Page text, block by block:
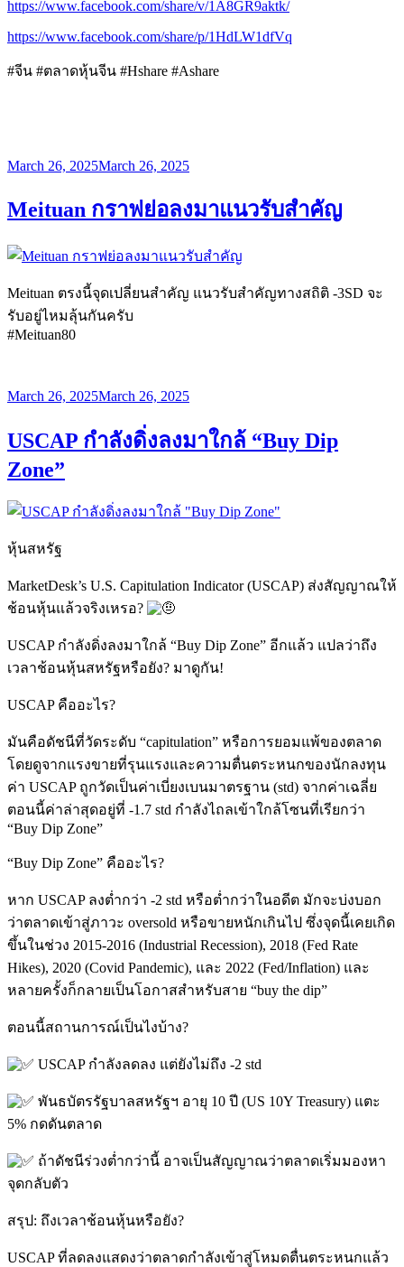
https://www.facebook.com/share/v/1A8GR9aktk/
https://www.facebook.com/share/p/1HdLW1dfVq
#จีน #ตลาดหุ้นจีน #Hshare #Ashare
Posted
March 26, 2025March 26, 2025
Meituan กราฟย่อลงมาแนวรับสำคัญ
Meituan ตรงนี้จุดเปลี่ยนสำคัญ แนวรับสำคัญทางสถิติ -3SD จะ
รับอยู่ไหมลุ้นกันครับ
#Meituan80
Posted
March 26, 2025March 26, 2025
USCAP กำลังดิ่งลงมาใกล้ “Buy Dip
Zone”
หุ้นสหรัฐ
MarketDesk’s U.S. Capitulation Indicator (USCAP) ส่งสัญญาณให้
ช้อนหุ้นแล้วจริงเหรอ?
USCAP กำลังดิ่งลงมาใกล้ “Buy Dip Zone” อีกแล้ว แปลว่าถึง
เวลาช้อนหุ้นสหรัฐหรือยัง? มาดูกัน!
USCAP คืออะไร?
มันคือดัชนีที่วัดระดับ “capitulation” หรือการยอมแพ้ของตลาด
โดยดูจากแรงขายที่รุนแรงและความตื่นตระหนกของนักลงทุน
ค่า USCAP ถูกวัดเป็นค่าเบี่ยงเบนมาตรฐาน (std) จากค่าเฉลี่ย
ตอนนี้ค่าล่าสุดอยู่ที่ -1.7 std กำลังไถลเข้าใกล้โซนที่เรียกว่า
“Buy Dip Zone”
“Buy Dip Zone” คืออะไร?
หาก USCAP ลงต่ำกว่า -2 std หรือต่ำกว่าในอดีต มักจะบ่งบอก
ว่าตลาดเข้าสู่ภาวะ oversold หรือขายหนักเกินไป ซึ่งจุดนี้เคยเกิด
ขึ้นในช่วง 2015-2016 (Industrial Recession), 2018 (Fed Rate
Hikes), 2020 (Covid Pandemic), และ 2022 (Fed/Inflation) และ
หลายครั้งก็กลายเป็นโอกาสสำหรับสาย “buy the dip”
ตอนนี้สถานการณ์เป็นไงบ้าง?
USCAP กำลังลดลง แต่ยังไม่ถึง -2 std
พันธบัตรรัฐบาลสหรัฐฯ อายุ 10 ปี (US 10Y Treasury) แตะ
5% กดดันตลาด
ถ้าดัชนีร่วงต่ำกว่านี้ อาจเป็นสัญญาณว่าตลาดเริ่มมองหา
จุดกลับตัว
สรุป: ถึงเวลาช้อนหุ้นหรือยัง?
USCAP ที่ลดลงแสดงว่าตลาดกำลังเข้าสู่โหมดตื่นตระหนกแล้ว